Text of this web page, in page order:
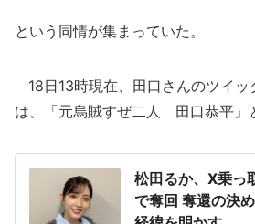
という同情が集まっていた。
18日13時現在、田口さんのツイッ
は、「元烏賊すぜ二人 田口恭平」
松田るか、X乗っ
で奪回 奪還の決